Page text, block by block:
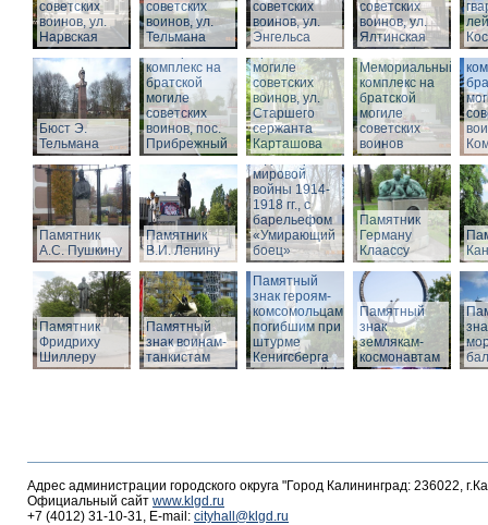
советских
воинов, ул.
Нарвская
советских
воинов, ул.
Тельмана
советских
воинов, ул.
Энгельса
советских
воинов, ул.
Ялтинская
Бюст Э.
Тельмана
Мемориальный
комплекс на
братской
могиле
советских
воинов, пос.
Прибрежный
Мемориальный
комплекс на
братской
могиле
советских
воинов, ул.
Старшего
сержанта
Карташова
Мемориальный
комплекс на
братской
могиле
советских
воинов
Памятник
А.С. Пушкину
Памятник
В.И. Ленину
Памятник
воинам,
погибшим в
годы Первой
мировой
войны 1914-
1918 гг., с
барельефом
«Умирающий
боец»
Памятник
Герману
Клаассу
Памятник
Фридриху
Шиллеру
Памятный
знак воинам-
танкистам
Памятный
знак героям-
комсомольцам,
погибшим при
штурме
Кенигсберга
Памятный
знак
землякам-
космонавтам
Адрес администрации городского округа "Город Калининград: 236022,
Официальный сайт www.klgd.ru
+7 (4012) 31-10-31, E-mail: cityhall@klgd.ru